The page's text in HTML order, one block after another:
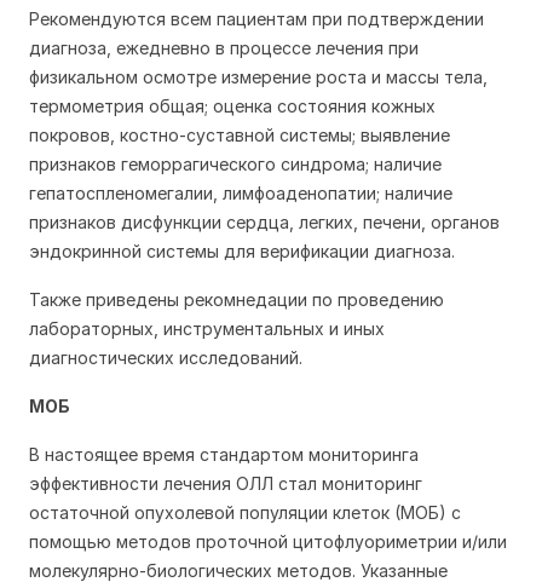
Рекомендуются всем пациентам при подтверждении
диагноза, ежедневно в процессе лечения при
физикальном осмотре измерение роста и массы тела,
термометрия общая; оценка состояния кожных
покровов, костно-суставной системы; выявление
признаков геморрагического синдрома; наличие
гепатоспленомегалии, лимфоаденопатии; наличие
признаков дисфункции сердца, легких, печени, органов
эндокринной системы для верификации диагноза.
Также приведены рекомнедации по проведению
лабораторных, инструментальных и иных
диагностических исследований.
МОБ
В настоящее время стандартом мониторинга
эффективности лечения ОЛЛ стал мониторинг
остаточной опухолевой популяции клеток (МОБ) с
помощью методов проточной цитофлуориметрии и/или
молекулярно-биологических методов. Указанные